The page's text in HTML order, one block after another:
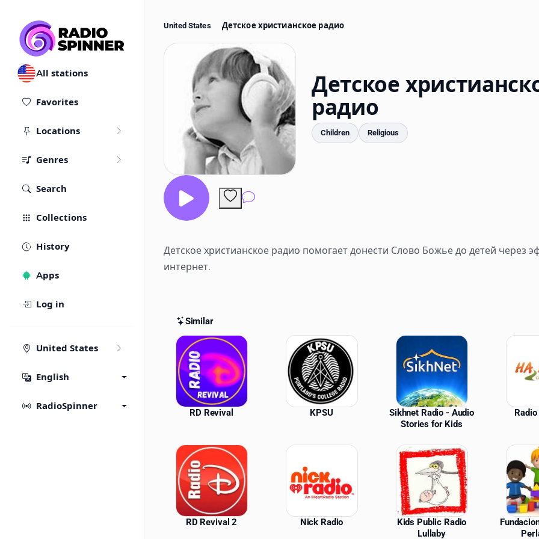
All stations
Favorites
Locations
Genres
Search
Collections
History
Apps
Log in
United States
English
RadioSpinner
United States Детское христианское радио
Детское
радио
Children Religious
Comments
Детское христианское радио помогает донести Слово Божье до детей через
интернет.
Similar
Similar Stations
RD Revival KPSU
Sikhnet Radio - Audio
Stories for Kids
RD Revival 2 Nick Radio
Kids Public Radio
Lullaby